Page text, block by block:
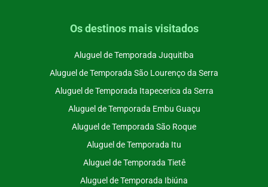
Os destinos mais visitados
Aluguel de Temporada Juquitiba
Aluguel de Temporada São Lourenço da Serra
Aluguel de Temporada Itapecerica da Serra
Aluguel de Temporada Embu Guaçu
Aluguel de Temporada São Roque
Aluguel de Temporada Itu
Aluguel de Temporada Tietê
Aluguel de Temporada Ibiúna